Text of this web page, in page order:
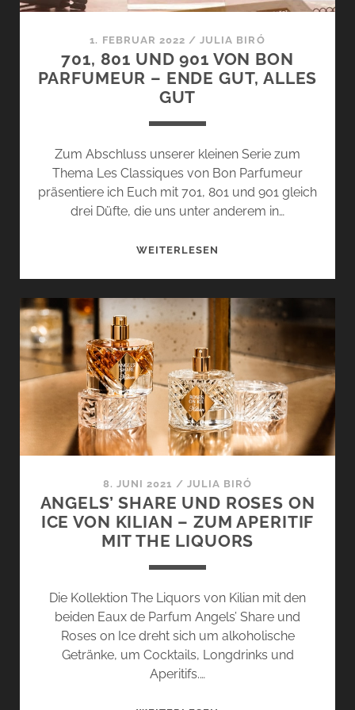
1. FEBRUAR 2022 /JULIA BIRÓ
701, 801 UND 901 VON BON
PARFUMEUR – ENDE GUT, ALLES
GUT
Zum Abschluss unserer kleinen Serie zum
Thema Les Classiques von Bon Parfumeur
präsentiere ich Euch mit 701, 801 und 901 gleich
drei Düfte, die uns unter anderem in…
WEITERLESEN
901
VON
BON
PARFUMEUR
–
ENDE
GUT,
ALLES
GUT
8. JUNI 2021 / JULIA BIRÓ
ANGELS’ SHARE UND ROSES ON
ICE VON KILIAN – ZUM APERITIF
MIT THE LIQUORS
Die Kollektion The Liquors von Kilian mit den
beiden Eaux de Parfum Angels’ Share und
Roses on Ice dreht sich um alkoholische
Getränke, um Cocktails, Longdrinks und
Aperitifs.…